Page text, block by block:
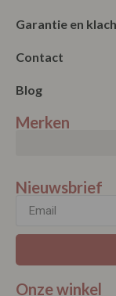
Garantie en
Contact
Blog
Merken
Nieuwsbrief
Onze winkel